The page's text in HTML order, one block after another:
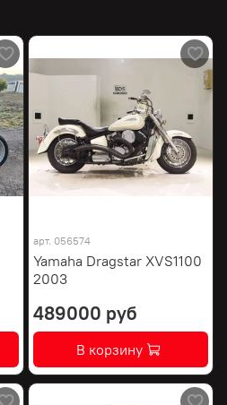
арт. 056574
Yamaha Dragstar XVS1100
2003
489000 руб
В корзину